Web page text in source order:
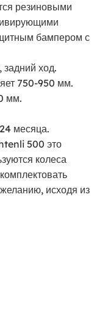
резиновыми
бампером с
задний ход.
750-950 мм.
мм.
месяца.
500 это
колеса
исходя из